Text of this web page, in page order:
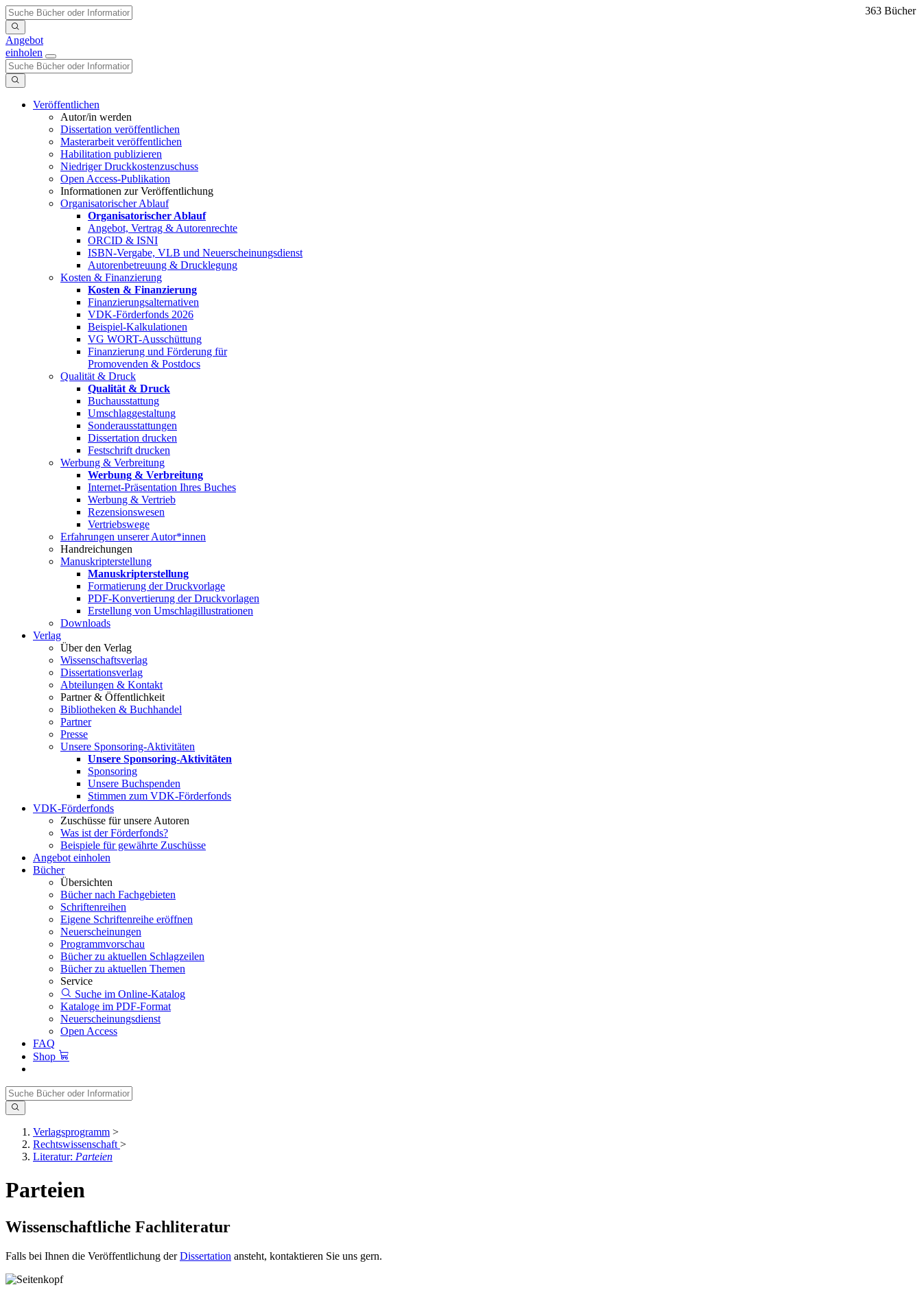
Angebot
einholen
Veröffentlichen
Autor/in werden
Dissertation veröffentlichen
Masterarbeit veröffentlichen
Habilitation publizieren
Niedriger Druckkostenzuschuss
Open Access-Publikation
Informationen zur Veröffentlichung
Organisatorischer Ablauf
Organisatorischer Ablauf
Angebot, Vertrag & Autorenrechte
ORCID & ISNI
ISBN-Vergabe, VLB und Neuerscheinungsdienst
Autorenbetreuung & Drucklegung
Kosten & Finanzierung
Kosten & Finanzierung
Finanzierungsalternativen
VDK-Förderfonds 2026
Beispiel-Kalkulationen
VG WORT-Ausschüttung
Finanzierung und Förderung für
Promovenden & Postdocs
Qualität & Druck
Qualität & Druck
Buchausstattung
Umschlaggestaltung
Sonderausstattungen
Dissertation drucken
Festschrift drucken
Werbung & Verbreitung
Werbung & Verbreitung
Internet-Präsentation Ihres Buches
Werbung & Vertrieb
Rezensionswesen
Vertriebswege
Erfahrungen unserer Autor*innen
Handreichungen
Manuskripterstellung
Manuskripterstellung
Formatierung der Druckvorlage
PDF-Konvertierung der Druckvorlagen
Erstellung von Umschlagillustrationen
Downloads
Verlag
Über den Verlag
Wissenschaftsverlag
Dissertationsverlag
Abteilungen & Kontakt
Partner & Öffentlichkeit
Bibliotheken & Buchhandel
Partner
Presse
Unsere Sponsoring-Aktivitäten
Unsere Sponsoring-Aktivitäten
Sponsoring
Unsere Buchspenden
Stimmen zum VDK-Förderfonds
VDK-Förderfonds
Zuschüsse für unsere Autoren
Was ist der Förderfonds?
Beispiele für gewährte Zuschüsse
Angebot einholen
Bücher
Übersichten
Bücher nach Fachgebieten
Schriftenreihen
Eigene Schriftenreihe eröffnen
Neuerscheinungen
Programmvorschau
Bücher zu aktuellen Schlagzeilen
Bücher zu aktuellen Themen
Service
Suche im Online-Katalog
Kataloge im PDF-Format
Neuerscheinungsdienst
Open Access
FAQ
Shop
Verlagsprogramm >
Rechtswissenschaft >
Literatur: Parteien
363 Bücher
Parteien
Wissenschaftliche Fachliteratur
Falls bei Ihnen die Veröffentlichung derDissertation ansteht, kontaktieren Sie uns gern.